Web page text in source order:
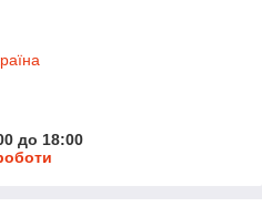
до 18:00